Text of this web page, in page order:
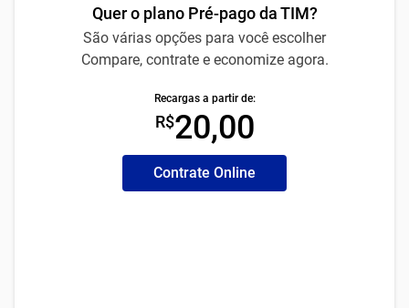
Quer o plano Pré-pago da TIM?
São várias opções para você escolher
Compare, contrate e economize agora.
Recargas a partir de:
R$20,00
Contrate Online